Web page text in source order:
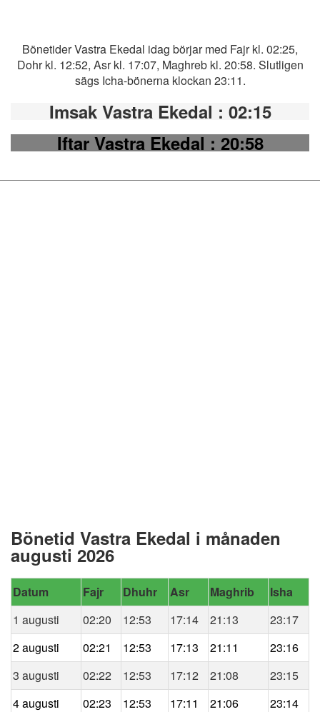
Bönetider Vastra Ekedal idag börjar med Fajr kl. 02:25,
Dohr kl. 12:52, Asr kl. 17:07, Maghreb kl. 20:58. Slutligen
sägs Icha-bönerna klockan 23:11.
Imsak Vastra Ekedal : 02:15
Iftar Vastra Ekedal: 20:58
Bönetid Vastra Ekedal i månaden
augusti 2026
Datum Fajr Dhuhr Asr Maghrib
Isha
1 augusti
02:20 12:53 17:14 21:13
23:17
2 augusti
02:21 12:53 17:13 21:11
23:16
3 augusti
02:22 12:53 17:12 21:08
23:15
4 augusti
02:23 12:53 17:11 21:06
23:14